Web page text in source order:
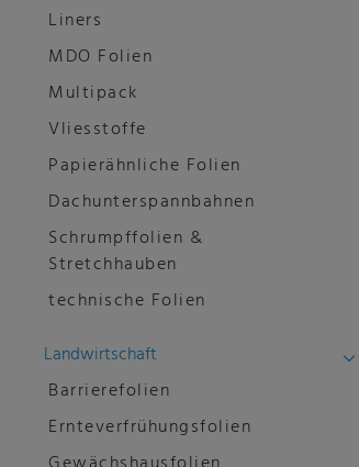
Liners
MDO Folien
Multipack
Vliesstoffe
Papierähnliche Folien
Dachunterspannbahnen
Schrumpffolien &
Stretchhauben
technische Folien
Landwirtschaft
Barrierefolien
Ernteverfrühungsfolien